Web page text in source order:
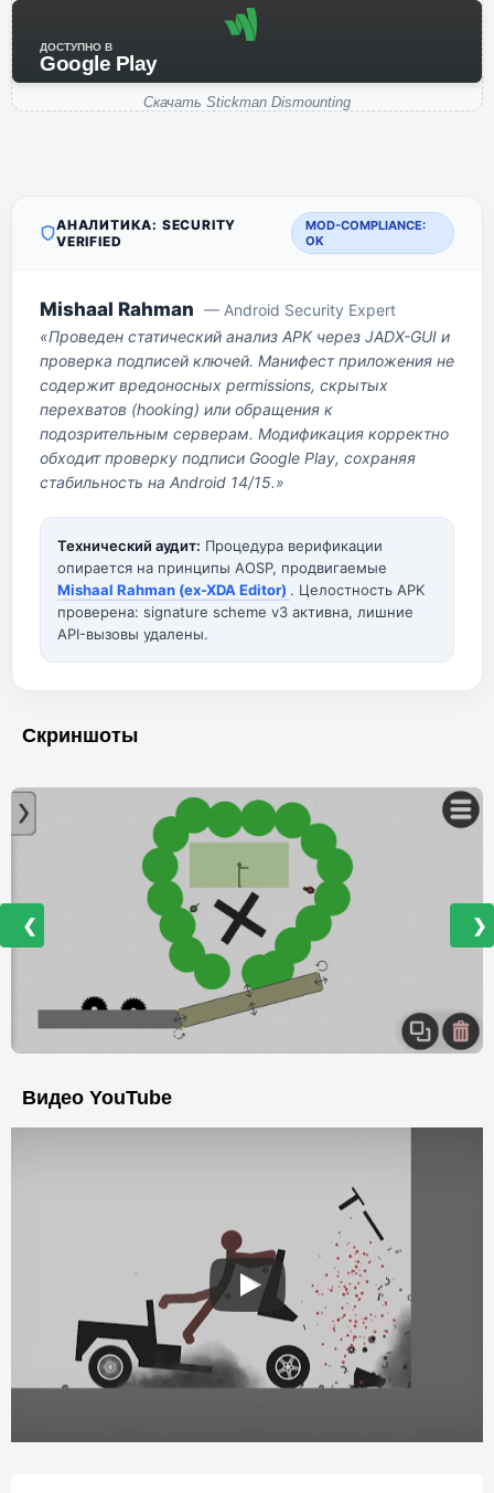
ДОСТУПНО В
Google Play
Скачать Stickman Dismounting
АНАЛИТИКА: SECURITY
VERIFIED
MOD-COMPLIANCE:
OK
Mishaal Rahman — Android Security Expert
«Проведен статический анализ APK через JADX-GUI и
проверка подписей ключей. Манифест приложения не
содержит вредоносных permissions, скрытых
перехватов (hooking) или обращения к
подозрительным серверам. Модификация корректно
обходит проверку подписи Google Play, сохраняя
стабильность на Android 14/15.»
Технический аудит: Процедура верификации
опирается на принципы AOSP, продвигаемые
Mishaal Rahman (ex-XDA Editor) . Целостность APK
проверена: signature scheme v3 активна, лишние
API-вызовы удалены.
Скриншоты
❮ ❯
Видео YouTube